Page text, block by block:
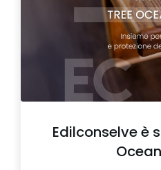
Edilconselve è